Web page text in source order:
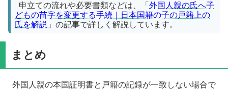
申立ての流れや必要書類などは、「 外国人親の氏へ子
どもの苗字を変更する手続｜日本国籍の子の戸籍上の
氏を解説 」の記事で詳しく解説しています。
まとめ
外国人親の本国証明書と戸籍の記録が一致しない場合で